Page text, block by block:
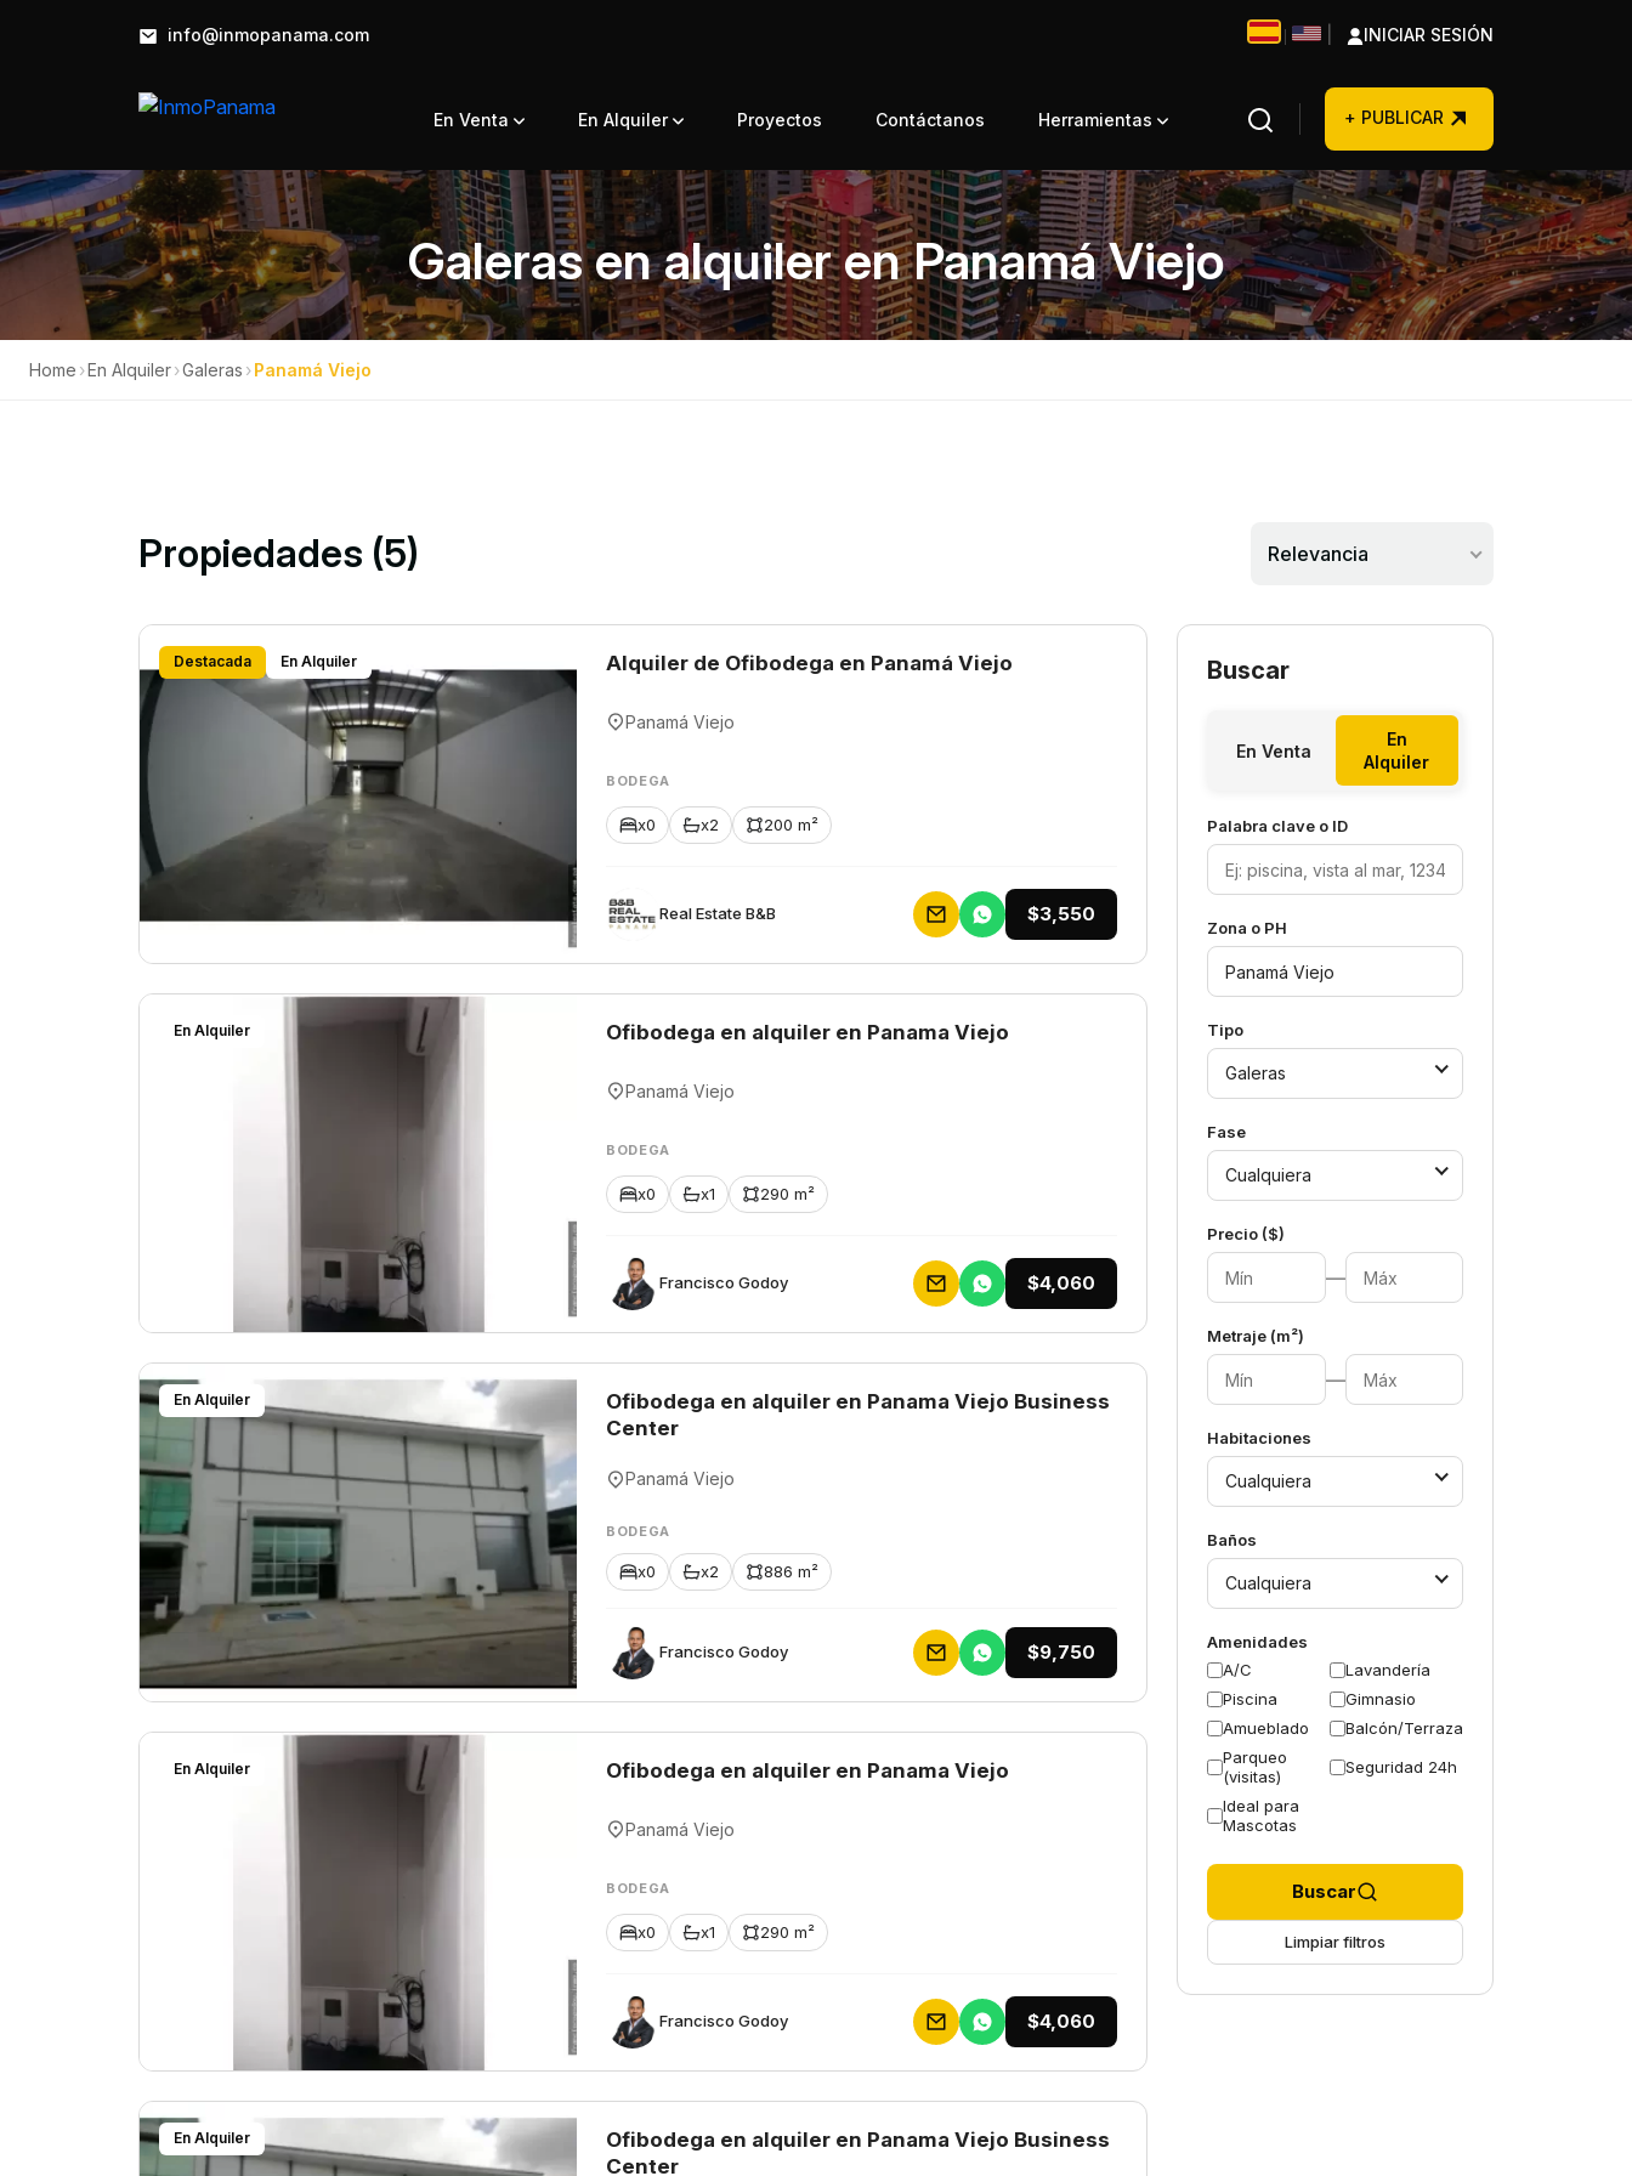
info@inmopanama.com INICIAR SESIÓN
En Venta En Alquiler Proyectos Contáctanos Herramientas + PUBLICAR
Galeras en alquiler en Panamá Viejo
Home ›En Alquiler›Galeras ›Panamá Viejo
Propiedades (5) Relevancia
Destacada En Alquiler Alquiler de Ofibodega en Panamá Viejo
Panamá Viejo
BODEGA
x0 x2 200 m²
Rеаl Еstаtе В&В $3,550
En Alquiler Ofibodega en alquiler en Panama Viejo
Panamá Viejo
BODEGA
x0 x1 290 m²
Francisco Godoy $4,060
En Alquiler
Ofibodega en alquiler en Panama Viejo Business
Center
Panamá Viejo
BODEGA
x0 x2 886 m²
Francisco Godoy $9,750
En Alquiler Ofibodega en alquiler en Panama Viejo
Panamá Viejo
BODEGA
x0 x1 290 m²
Francisco Godoy $4,060
En Alquiler
Ofibodega en alquiler en Panama Viejo Business
Center
Buscar
En Venta
En
Alquiler
Palabra clave o ID
Zona o PH
Tipo
Galeras
Fase
Cualquiera
Precio ($)
—
Metraje (m²)
—
Habitaciones
Cualquiera
Baños
Cualquiera
Amenidades
A/C
Lavandería
Piscina
Gimnasio
Amueblado
Balcón/Terraza
Parqueo
(visitas)
Seguridad 24h
Ideal para
Mascotas
Buscar
Limpiar filtros